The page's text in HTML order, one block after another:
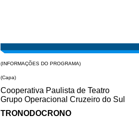
(INFORMAÇÕES DO PROGRAMA)
(Capa)
Cooperativa Paulista de Teatro
Grupo Operacional Cruzeiro do Sul
TRONODOCRONO